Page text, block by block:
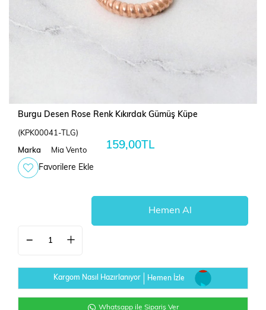
Burgu Desen Rose Renk Kıkırdak Gümüş Küpe
(KPK00041-TLG)
Marka Mia Vento 159,00TL
Favorilere Ekle
Kargom Nasıl Hazırlanıyor Hemen İzle
Whatsapp ile Sipariş Ver